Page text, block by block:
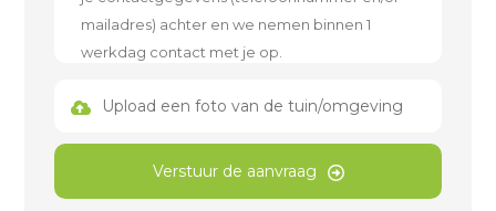
Upload een foto van de tuin/omgeving
Verstuur de aanvraag